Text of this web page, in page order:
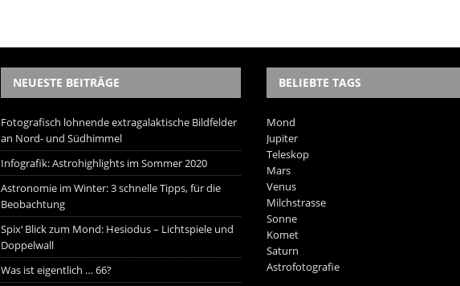
NEUESTE BEITRÄGE
Fotografisch lohnende extragalaktische Bildfelder
an Nord- und Südhimmel
Infografik: Astrohighlights im Sommer 2020
Astronomie im Winter: 3 schnelle Tipps, für die
Beobachtung
Spix‘ Blick zum Mond: Hesiodus – Lichtspiele und
Doppelwall
Was ist eigentlich … 66?
BELIEBTE TAGS
Mond
Jupiter
Teleskop
Mars
Venus
Milchstrasse
Sonne
Komet
Saturn
Astrofotografie